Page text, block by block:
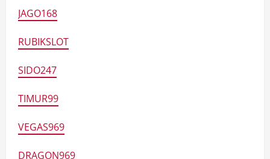
JAGO168
RUBIKSLOT
SIDO247
TIMUR99
VEGAS969
DRAGON969